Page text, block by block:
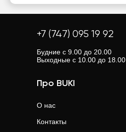
+7 (747) 095 19 92
Будние с 9.00 до 20.00
Выходные с 10.00 до 18.00
Про BUKI
О нас
Контакты